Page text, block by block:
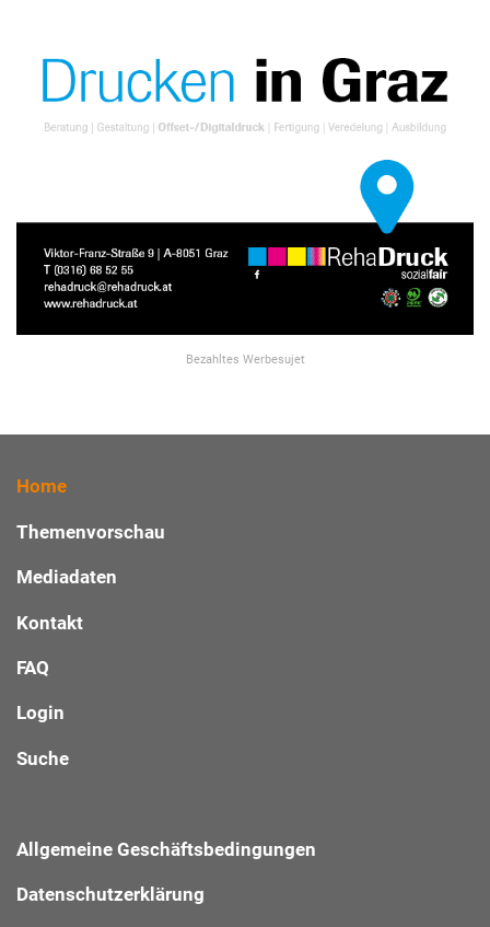
Bezahltes Werbesujet
Home
Themenvorschau
Mediadaten
Kontakt
FAQ
Login
Suche
Allgemeine Geschäftsbedingungen
Datenschutzerklärung